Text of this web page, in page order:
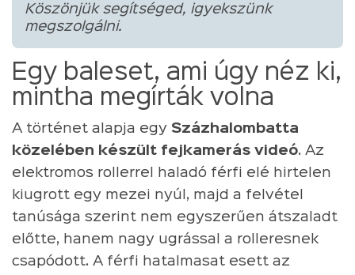
Köszönjük segítséged, igyekszünk
megszolgálni.
Egy baleset, ami úgy néz ki,
mintha megírták volna
A történet alapja egy Százhalombatta
közelében készült fejkamerás videó. Az
elektromos rollerrel haladó férfi elé hirtelen
kiugrott egy mezei nyúl, majd a felvétel
tanúsága szerint nem egyszerűen átszaladt
előtte, hanem nagy ugrással a rolleresnek
csapódott. A férfi hatalmasat esett az